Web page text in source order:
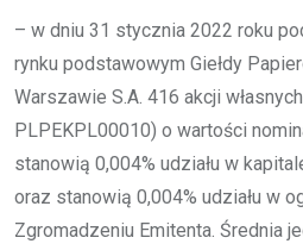
– w dniu 31 stycznia 2022 roku
rynku podstawowym Giełdy
Warszawie S.A. 416 akcji
PLPEKPL00010) o wartości
stanowią 0,004% udziału w
oraz stanowią 0,004% udziału w
Zgromadzeniu Emitenta. Średnia